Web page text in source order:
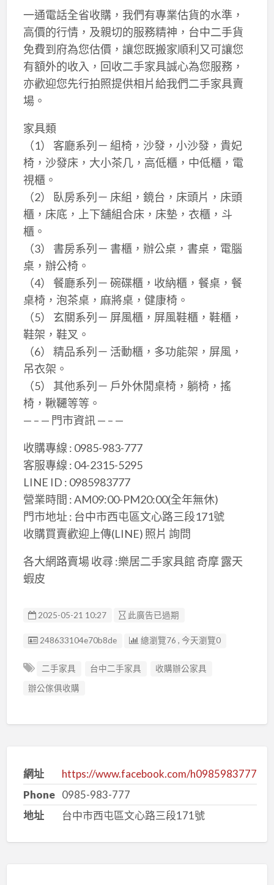
一通電話全省收購，我們有專業估貨的水準，
高價的行情，及親切的服務精神，台中二手貨
免費到府為您估價，讓您既搬家順利又可讓您
有額外的收入，回收二手家具誠心為您服務，
亦歡迎您先行拍照提供相片給我們二手家具賣
場。
家具類
（1） 客廳系列－ 組椅，沙發，小沙發，貴妃
椅，沙發床，大小茶几，高低櫃，中低櫃，電
視櫃。
（2） 臥房系列－ 床組，鏡台，床頭片，床頭
櫃，床底，上下舖組合床，床墊，衣櫃，斗
櫃。
（3） 書房系列－ 書櫃，辦公桌，書桌，電腦
桌，辦公椅。
（4） 餐廳系列－ 碗碟櫃，收納櫃，餐桌，餐
桌椅，泡茶桌，麻將桌，健康椅。
（5） 玄關系列－ 屏風櫃，屏風鞋櫃，鞋櫃，
鞋架，鞋叉。
（6） 精品系列－ 活動櫃，多功能架，屏風，
吊衣架。
（5） 其他系列－ 戶外休閒桌椅，躺椅，搖
椅，鞦韆等等。
— – — 門市資訊 — – —
收購專線 : 0985-983-777
客服專線 : 04-2315-5295
LINE ID : 0985983777
營業時間 : AM09:00-PM20:00(全年無休)
門市地址 : 台中市西屯區文心路三段171號
收購買賣歡迎上傳(LINE) 照片 詢問
各大網路賣場 收尋 :樂居二手家具館 奇摩 露天
蝦皮
2025-05-21 10:27 此廣告已過期
廣告编號
248633104e70b8de 總瀏覽76 , 今天瀏覽0
二手家具 台中二手家具
收購辦公家具
辦公傢俱收購
網址
https://www.facebook.com/h0985983777
Phone 0985-983-777
地址
台中市西屯區文心路三段171號